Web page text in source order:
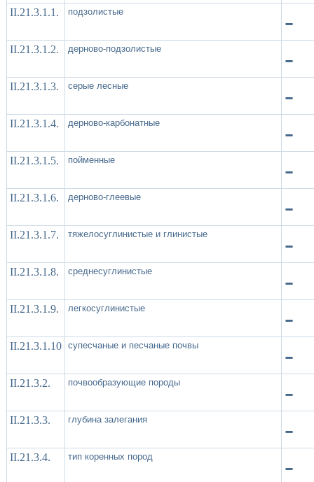
II.21.3.1.1. подзолистые -
II.21.3.1.2. дерново-подзолистые -
II.21.3.1.3. серые лесные -
II.21.3.1.4. дерново-карбонатные -
II.21.3.1.5. пойменные -
II.21.3.1.6. дерново-глеевые -
II.21.3.1.7. тяжелосуглинистые и глинистые -
II.21.3.1.8. среднесуглинистые -
II.21.3.1.9. легкосуглинистые -
II.21.3.1.10 супесчаные и песчаные почвы -
II.21.3.2. почвообразующие породы -
II.21.3.3. глубина залегания -
II.21.3.4. тип коренных пород -